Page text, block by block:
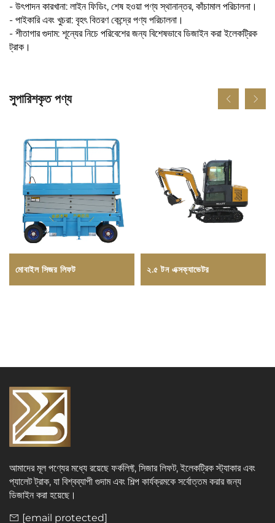
- উৎপাদন কারখানা: লাইন ফিডিং, শেষ হওয়া পণ্য স্থানান্তর, কাঁচামাল পরিচালনা।
- পাইকারি এবং খুচরা: বৃহৎ বিতরণ কেন্দ্রে পণ্য পরিচালনা।
- শীতাগার গুদাম: শূন্যের নিচে পরিবেশের জন্য বিশেষভাবে ডিজাইন করা ইলেকট্রিক
ট্রাক।
সুপারিশকৃত পণ্য
মোবাইল সিজর লিফট ২.৫ টন এক্সক্যাভেটর
আমাদের মূল পণ্যের মধ্যে রয়েছে ফর্কলিফ্ট, সিজার লিফট, ইলেকট্রিক স্ট্যাকার এবং
প্যালেট ট্রাক, যা বিশ্বব্যাপী গুদাম এবং শিল্প কার্যক্রমকে সর্বোত্তম করার জন্য
ডিজাইন করা হয়েছে।
[email protected]